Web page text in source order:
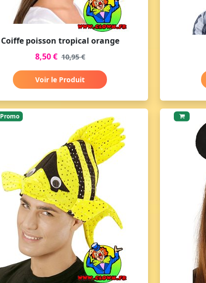
Coiffe poisson tropical orange
8,50 € 10,95 €
Voir le Produit
Promo